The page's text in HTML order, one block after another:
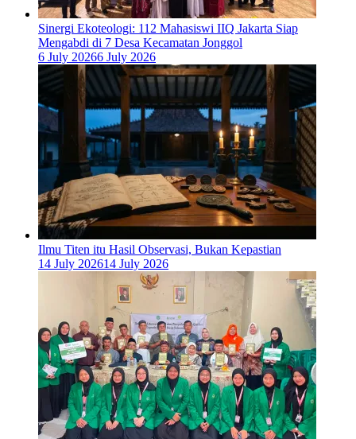
‎Sinergi Ekoteologi: 112 Mahasiswi IIQ Jakarta Siap
Mengabdi di 7 Desa Kecamatan Jonggol
6 July 20266 July 2026
Ilmu Titen itu Hasil Observasi, Bukan Kepastian
14 July 202614 July 2026